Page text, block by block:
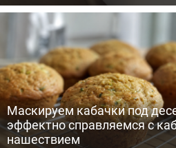
Маскируем кабачки под
эффектно справляемся с
нашествием